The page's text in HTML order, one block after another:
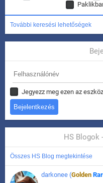
További keresési lehetőségek
Jegyezz meg ezen az
HS Blogok
Összes HS Blog megtekintése
darkonee (Golden